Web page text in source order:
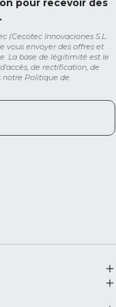
pour recevoir des
(Cecotec Innovaciones S.L.
vous envoyer des offres et
La base de légitimité est le
de rectification, de
notre Politique de